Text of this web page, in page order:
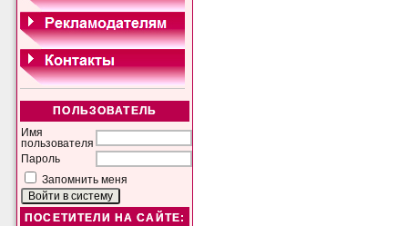
ПОЛЬЗОВАТЕЛЬ
Имя
пользователя
Пароль
Запомнить меня
ПОСЕТИТЕЛИ НА САЙТЕ: